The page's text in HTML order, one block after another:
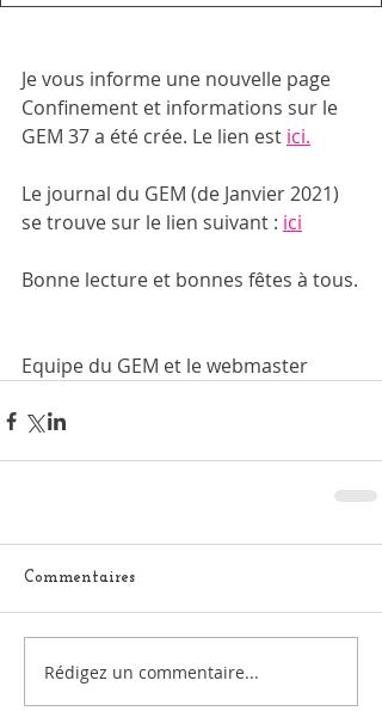
Je vous informe une nouvelle page
Confinement et informations sur le
GEM 37 a été crée. Le lien est ici.
Le journal du GEM (de Janvier 2021)
se trouve sur le lien suivant : ici
Bonne lecture et bonnes fêtes à tous.
Equipe du GEM et le webmaster
Commentaires
Rédigez un commentaire...